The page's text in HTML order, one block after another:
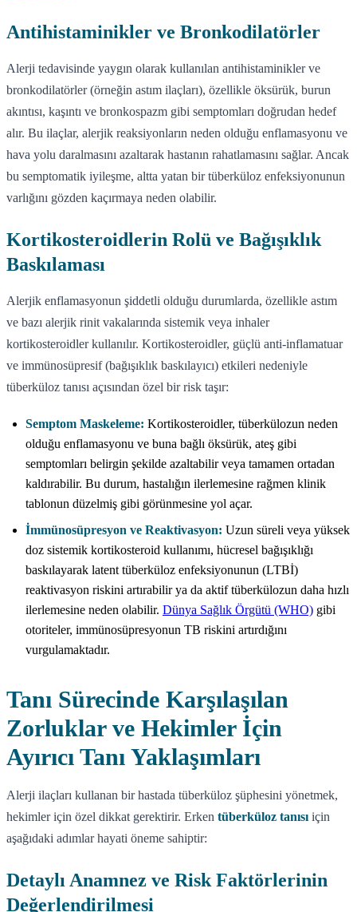
Antihistaminikler ve Bronkodilatörler
Alerji tedavisinde yaygın olarak kullanılan antihistaminikler ve
bronkodilatörler (örneğin astım ilaçları), özellikle öksürük, burun
akıntısı, kaşıntı ve bronkospazm gibi semptomları doğrudan hedef
alır. Bu ilaçlar, alerjik reaksiyonların neden olduğu enflamasyonu ve
hava yolu daralmasını azaltarak hastanın rahatlamasını sağlar. Ancak
bu semptomatik iyileşme, altta yatan bir tüberküloz enfeksiyonunun
varlığını gözden kaçırmaya neden olabilir.
Kortikosteroidlerin Rolü ve Bağışıklık
Baskılaması
Alerjik enflamasyonun şiddetli olduğu durumlarda, özellikle astım
ve bazı alerjik rinit vakalarında sistemik veya inhaler
kortikosteroidler kullanılır. Kortikosteroidler, güçlü anti-inflamatuar
ve immünosüpresif (bağışıklık baskılayıcı) etkileri nedeniyle
tüberküloz tanısı açısından özel bir risk taşır:
Semptom Maskeleme: Kortikosteroidler, tüberkülozun neden
olduğu enflamasyonu ve buna bağlı öksürük, ateş gibi
semptomları belirgin şekilde azaltabilir veya tamamen ortadan
kaldırabilir. Bu durum, hastalığın ilerlemesine rağmen klinik
tablonun düzelmiş gibi görünmesine yol açar.
İmmünosüpresyon ve Reaktivasyon: Uzun süreli veya yüksek
doz sistemik kortikosteroid kullanımı, hücresel bağışıklığı
baskılayarak latent tüberküloz enfeksiyonunun (LTBİ)
reaktivasyon riskini artırabilir ya da aktif tüberkülozun daha hızlı
ilerlemesine neden olabilir. Dünya Sağlık Örgütü (WHO) gibi
otoriteler, immünosüpresyonun TB riskini artırdığını
vurgulamaktadır.
Tanı Sürecinde Karşılaşılan
Zorluklar ve Hekimler İçin
Ayırıcı Tanı Yaklaşımları
Alerji ilaçları kullanan bir hastada tüberküloz şüphesini yönetmek,
hekimler için özel dikkat gerektirir. Erken tüberküloz tanısı için
aşağıdaki adımlar hayati öneme sahiptir:
Detaylı Anamnez ve Risk Faktörlerinin
Değerlendirilmesi